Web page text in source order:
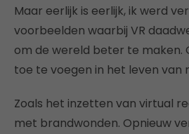
Maar eerlijk is eerlijk, ik werd
voorbeelden waarbij VR
om de wereld beter te maken.
toe te voegen in het leven van
Zoals het inzetten van virtual
met brandwonden. Opnieuw